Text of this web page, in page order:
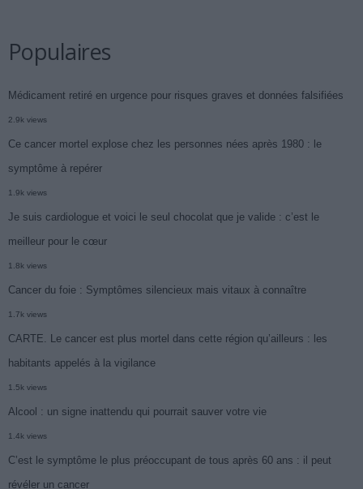
Populaires
Médicament retiré en urgence pour risques graves et données falsifiées
2.9k views
Ce cancer mortel explose chez les personnes nées après 1980 : le
symptôme à repérer
1.9k views
Je suis cardiologue et voici le seul chocolat que je valide : c’est le
meilleur pour le cœur
1.8k views
Cancer du foie : Symptômes silencieux mais vitaux à connaître
1.7k views
CARTE. Le cancer est plus mortel dans cette région qu’ailleurs : les
habitants appelés à la vigilance
1.5k views
Alcool : un signe inattendu qui pourrait sauver votre vie
1.4k views
C’est le symptôme le plus préoccupant de tous après 60 ans : il peut
révéler un cancer